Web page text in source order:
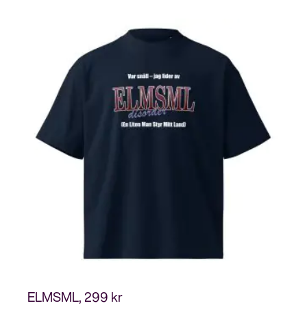
ELMSML 299 kr